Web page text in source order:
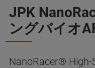
JPK
ングバイオ
NanoRacer®